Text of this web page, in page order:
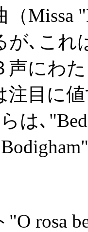
Missa
が､こ
声にわ
注目に
は､
rosa